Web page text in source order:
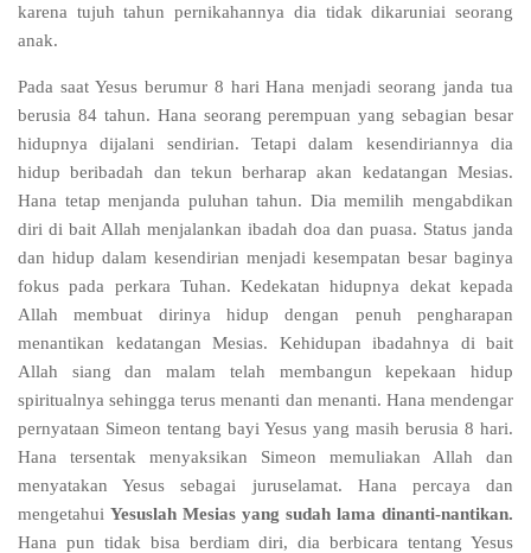
karena tujuh tahun pernikahannya dia tidak dikaruniai seorang
anak.
Pada saat Yesus berumur 8 hari Hana menjadi seorang janda tua
berusia 84 tahun. Hana seorang perempuan yang sebagian besar
hidupnya dijalani sendirian. Tetapi dalam kesendiriannya dia
hidup beribadah dan tekun berharap akan kedatangan Mesias.
Hana tetap menjanda puluhan tahun. Dia memilih mengabdikan
diri di bait Allah menjalankan ibadah doa dan puasa. Status janda
dan hidup dalam kesendirian menjadi kesempatan besar baginya
fokus pada perkara Tuhan. Kedekatan hidupnya dekat kepada
Allah membuat dirinya hidup dengan penuh pengharapan
menantikan kedatangan Mesias. Kehidupan ibadahnya di bait
Allah siang dan malam telah membangun kepekaan hidup
spiritualnya sehingga terus menanti dan menanti. Hana mendengar
pernyataan Simeon tentang bayi Yesus yang masih berusia 8 hari.
Hana tersentak menyaksikan Simeon memuliakan Allah dan
menyatakan Yesus sebagai juruselamat. Hana percaya dan
mengetahui Yesuslah Mesias yang sudah lama dinanti-nantikan.
Hana pun tidak bisa berdiam diri, dia berbicara tentang Yesus